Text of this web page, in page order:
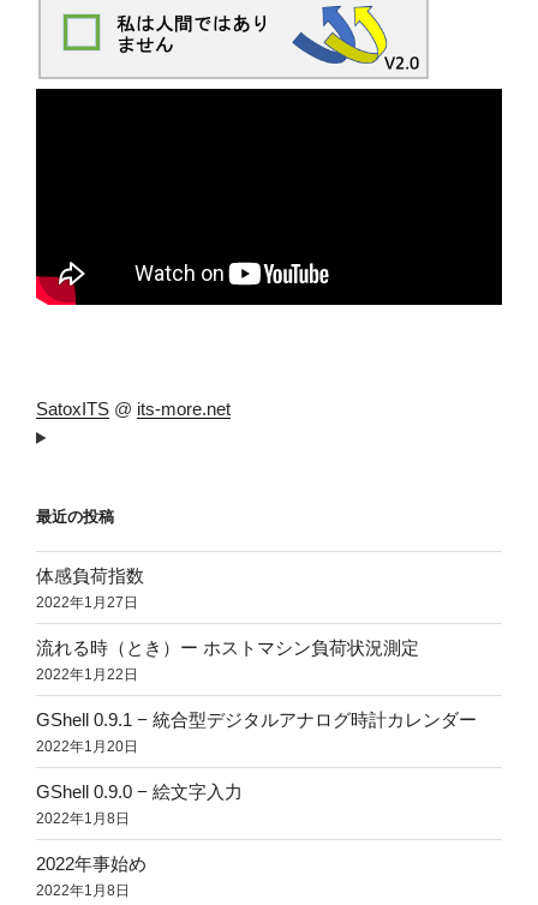
SatoxITS @ its-more.net
最近の投稿
体感負荷指数
2022年1月27日
流れる時（とき）ー ホストマシン負荷状況測定
2022年1月22日
GShell 0.9.1 − 統合型デジタルアナログ時計カレンダー
2022年1月20日
GShell 0.9.0 − 絵文字入力
2022年1月8日
2022年事始め
2022年1月8日